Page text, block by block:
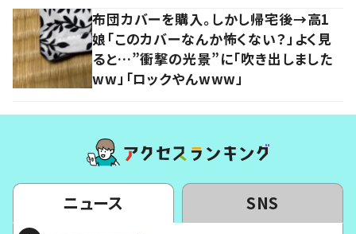
布団カバーを購入。しかし帰宅後→高1
娘「このカバーなんか怖くない？」よく見
ると…”衝撃の光景”に「吹き出しました
ww」「ロックやんwww」
ニュース SNS